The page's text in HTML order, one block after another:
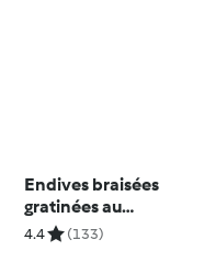
Endives braisées
gratinées au
parmesan
4.4 (133)